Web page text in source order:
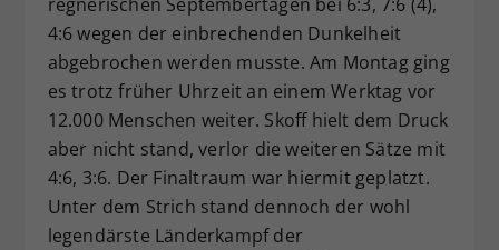
4:6 wegen der einbrechenden Dunkelheit
abgebrochen werden musste. Am Montag ging
es trotz früher Uhrzeit an einem Werktag vor
12.000 Menschen weiter. Skoff hielt dem Druck
aber nicht stand, verlor die weiteren Sätze mit
4:6, 3:6. Der Finaltraum war hiermit geplatzt.
Unter dem Strich stand dennoch der wohl
legendärste Länderkampf der